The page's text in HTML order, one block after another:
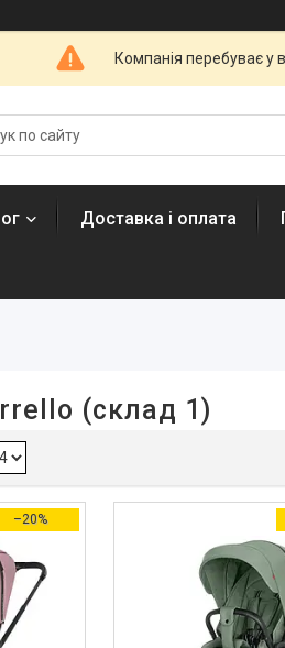
Компанія перебуває у
Доставка і оплата
(склад 1)
–20%